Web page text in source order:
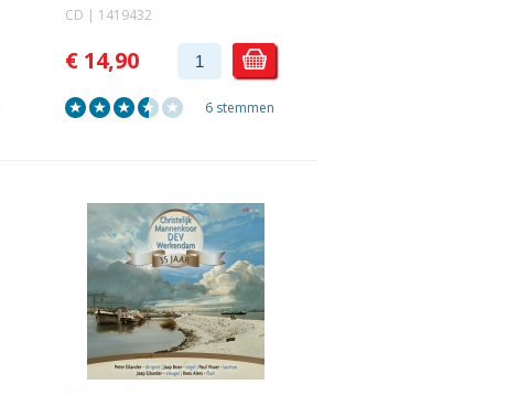
CD | 1419432
€ 14,90
6 stemmen